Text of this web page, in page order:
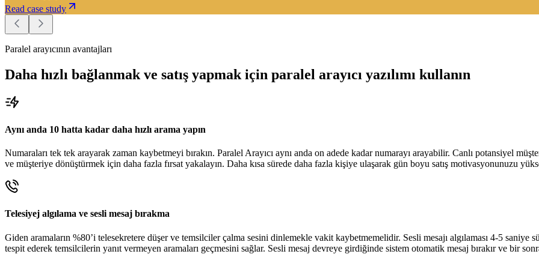
Read case study
Paralel arayıcının avantajları
Daha hızlı bağlanmak ve satış yapmak için paralel arayıcı yazılımı kullanın
Aynı anda 10 hatta kadar daha hızlı arama yapın
Numaraları tek tek arayarak zaman kaybetmeyi bırakın. Paralel Arayıcı aynı anda on adede kadar numarayı arayabilir. Canlı potansiyel
ve müşteriye dönüştürmek için daha fazla fırsat yakalayın. Daha kısa sürede daha fazla kişiye ulaşarak gün boyu satış motivasyonunuzu
Telesiyej algılama ve sesli mesaj bırakma
Giden aramaların %80’i telesekretere düşer ve temsilciler çalma sesini dinlemekle vakit kaybetmemelidir. Sesli mesajı algılaması 4-5 saniye
tespit ederek temsilcilerin yanıt vermeyen aramaları geçmesini sağlar. Sesli mesaj devreye girdiğinde sistem otomatik mesaj bırakır ve bir